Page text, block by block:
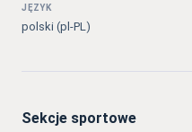
JĘZYK
polski (pl-PL)
Sekcje sportowe